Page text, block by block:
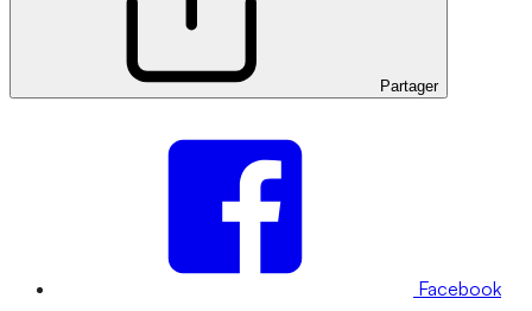
Partager
Facebook